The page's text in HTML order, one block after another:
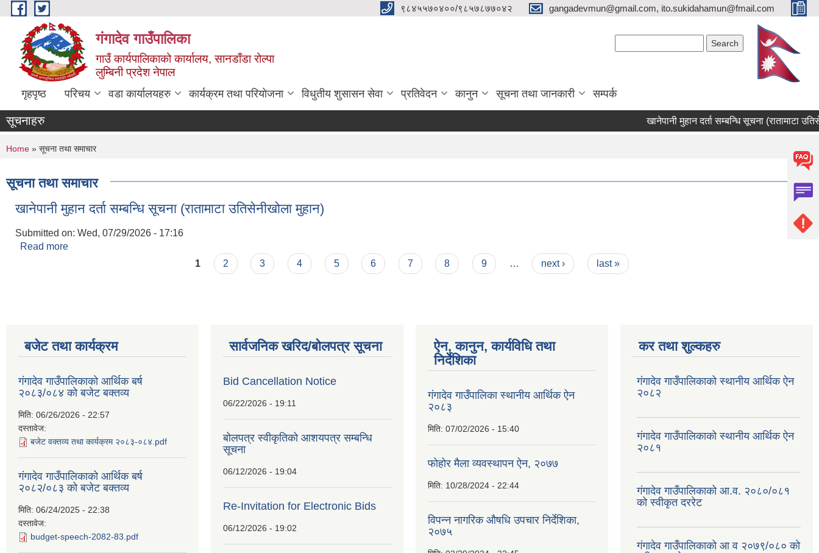
Skip to main content ९८४५५७०४००/९८५७८७७०४२ gangadevmun@gmail.com, ito.sukidahamun@fmail.com
गंगादेव गाउँपालिका
गाउँ कार्यपालिकाको कार्यालय, सानडाँडा रोल्पा
लुम्बिनी प्रदेश नेपाल
गृहपृष्ठ परिचय वडा कार्यालयहरु कार्यक्रम तथा परियोजना विधुतीय शुसासन सेवा प्रतिवेदन कानुन सूचना तथा जानकारी सम्पर्क
सूचनाहरु खानेपानी मुहान दर्ता सम्बन्धि सूचना (रातामाटा
You are here
Home » सूचना तथा समाचार
सूचना तथा समाचार
खानेपानी मुहान दर्ता सम्बन्धि सूचना (रातामाटा उतिसेनीखोला मुहान)
Submitted on: Wed, 07/29/2026 - 17:16
Read more
1 2 3 4 5 6 7 8 9 … next › last »
बजेट तथा कार्यक्रम
गंगादेव गाउँपालिकाको आर्थिक बर्ष
२०८३/०८४ को बजेट बक्तव्य
मिति: 06/26/2026 - 22:57
दस्तावेज:
बजेट वक्तव्य तथा कार्यक्रम २०८३-०८४.pdf
गंगादेव गाउँपालिकाको आर्थिक बर्ष
२०८२/०८३ को बजेट बक्तव्य
मिति: 06/24/2025 - 22:38
दस्तावेज:
budget-speech-2082-83.pdf
सार्वजनिक खरिद/बोलपत्र सूचना
Bid Cancellation Notice
06/22/2026 - 19:11
बोलपत्र स्वीकृतिको आशयपत्र सम्बन्धि
सूचना
06/12/2026 - 19:04
Re-Invitation for Electronic Bids
06/12/2026 - 19:02
ऐन, कानुन, कार्यविधि तथा
निर्देशिका
गंगादेव गाउँपालिका स्थानीय आर्थिक ऐन
२०८३
मिति: 07/02/2026 - 15:40
फोहोर मैला व्यवस्थापन ऐन, २०७७
मिति: 10/28/2024 - 22:44
विपन्न नागरिक औषधि उपचार निर्देशिका,
२०७५
कर तथा शुल्कहरु
गंगादेव गाउँपालिकाको स्थानीय आर्थिक ऐन
२०८२
गंगादेव गाउँपालिकाको स्थानीय आर्थिक ऐन
२०८१
गंगादेव गाउँपालिकाको आ.व. २०८०/०८१
को स्वीकृत दररेट
गंगादेव गाउँपालिकाको आ व २०७९/०८० को